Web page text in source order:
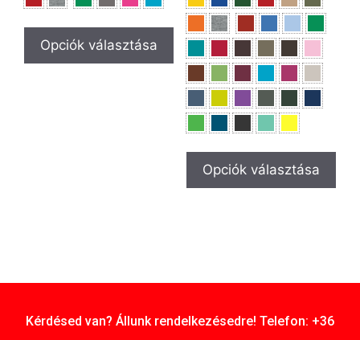
Opciók választása
Opciók választása
Kérdésed van? Állunk rendelkezésedre! Telefon: +36